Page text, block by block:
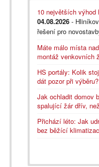
10 největších
04.08.2026 -
řešení pro
Máte málo místa
montáž venkovních
HS portály: Kolik
dát pozor při výběru?
Jak ochladit domov
spalující žár dřív,
Přichází léto: Jak
bez běžící